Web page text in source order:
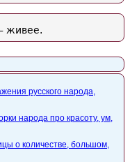
живее.
русского народа,
народа про красоту, ум,
о количестве, большом,